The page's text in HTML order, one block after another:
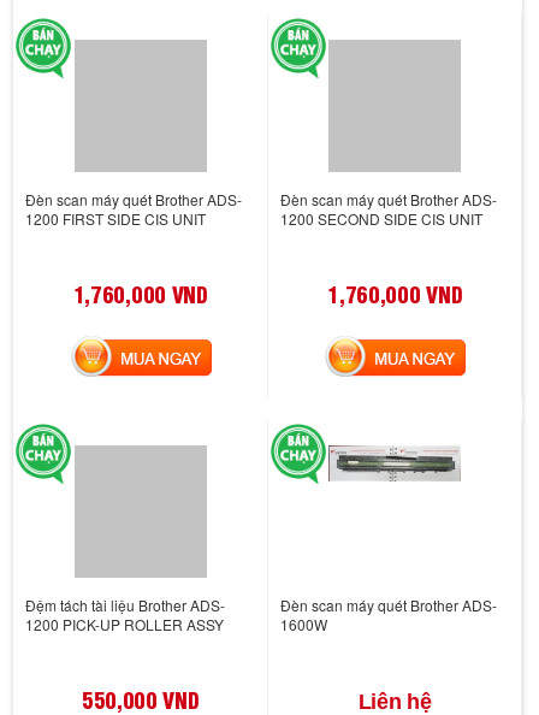
Đèn scan máy quét Brother ADS-
1200 FIRST SIDE CIS UNIT
1,760,000 VND
MUA NGAY
Đèn scan máy quét Brother ADS-
1200 SECOND SIDE CIS UNIT
1,760,000 VND
MUA NGAY
Đệm tách tài liệu Brother ADS-
1200 PICK-UP ROLLER ASSY
550,000 VND
Đèn scan máy quét Brother ADS-
1600W
Liên hệ